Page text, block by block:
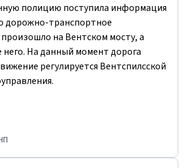
полицию поступила информация
дорожно-транспортное
на Вентском мосту, а
него. На данный момент дорога
регулируется Вентспилсской